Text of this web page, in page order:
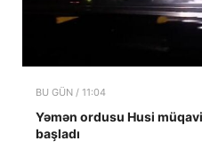
BU GÜN / 11:04
Yəmən ordusu Husi
başladı